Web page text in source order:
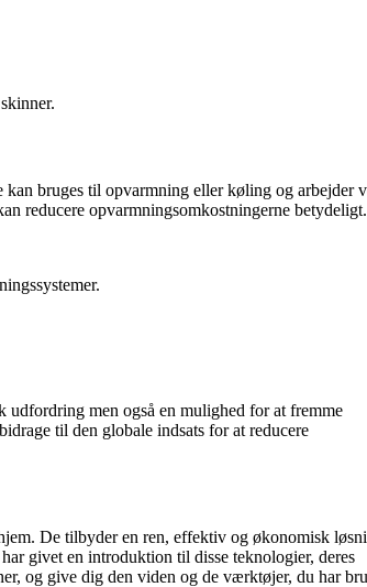
bruges til opvarmning eller køling og arbejder
reducere opvarmningsomkostningerne betydeligt.
men også en mulighed for at fremme
til den globale indsats for at reducere
De tilbyder en ren, effektiv og økonomisk
givet en introduktion til disse teknologier, deres
og give dig den viden og de værktøjer, du har